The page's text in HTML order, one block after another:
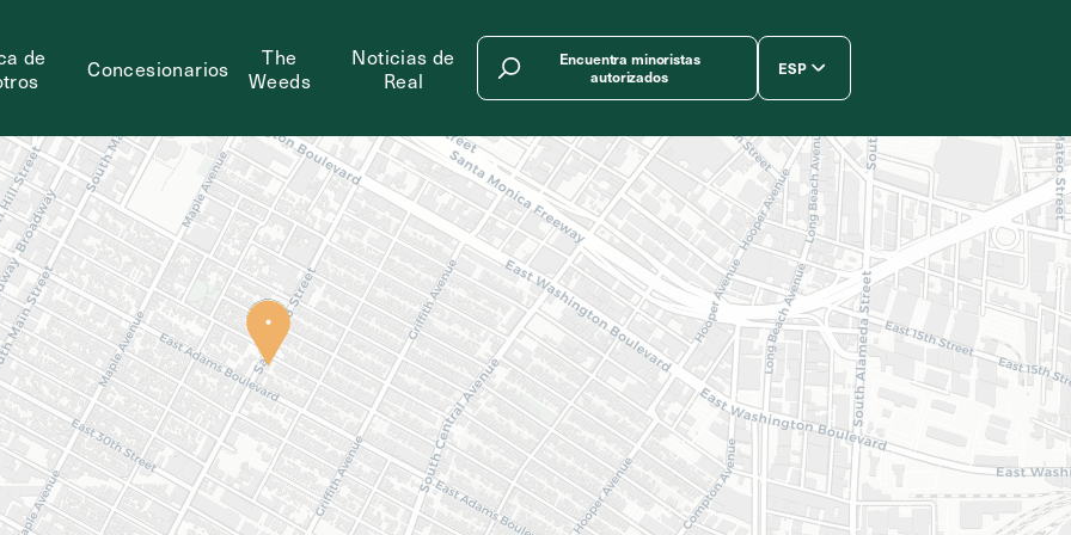
de
Concesionarios
The
Weeds
Noticias de
Real
Encuentra minoristas
autorizados
ESP